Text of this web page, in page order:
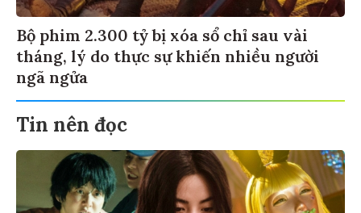
Bộ phim 2.300 tỷ bị xóa sổ chỉ sau vài
tháng, lý do thực sự khiến nhiều người
ngã ngửa
Tin nên đọc